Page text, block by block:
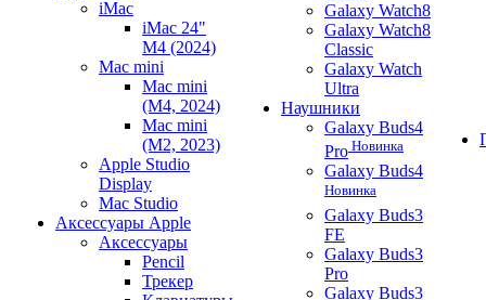
iMac
iMac 24"
M4 (2024)
Mac mini
Mac mini
(M4, 2024)
Mac mini
(M2, 2023)
Apple Studio
Display
Mac Studio
Аксессуары Apple
Аксессуары
Pencil
Трекер
Galaxy Watch8
Galaxy Watch8
Classic
Galaxy Watch
Ultra
Наушники
Galaxy Buds4
Pro Новинка
Galaxy Buds4
Новинка
Galaxy Buds3
FE
Galaxy Buds3
Pro
Galaxy Buds3